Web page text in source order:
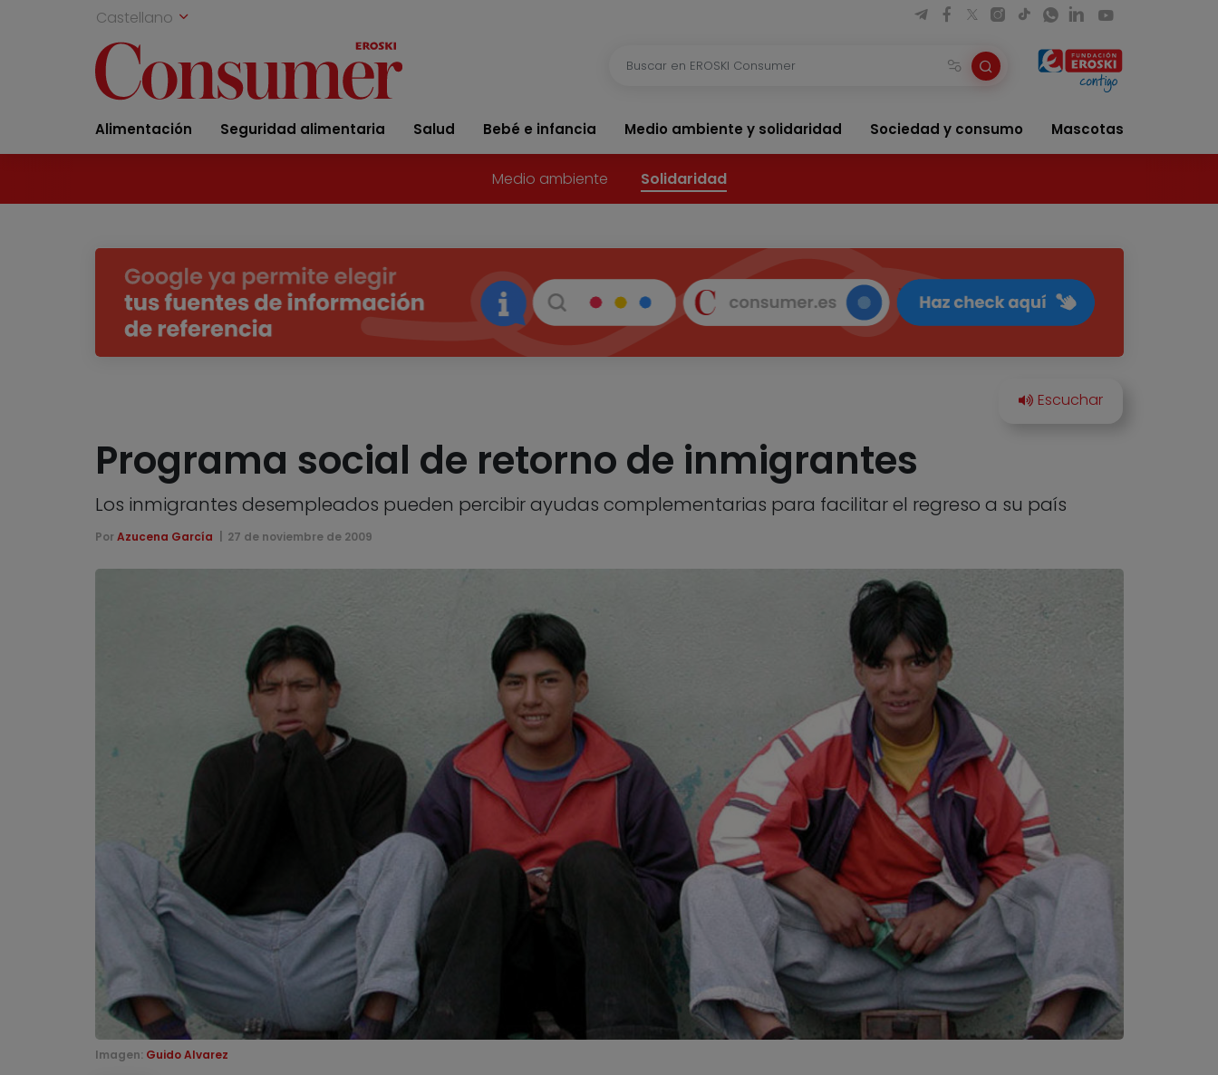
Castellano
Alimentación Seguridad alimentaria Salud Bebé e infancia Medio ambiente y solidaridad Sociedad y consumo Mascotas
Medio ambiente Solidaridad
Programa social de retorno de inmigrantes
Los inmigrantes desempleados pueden percibir ayudas complementarias para facilitar el regreso a su país
Por Azucena García 27 de noviembre de 2009
Imagen: Guido Alvarez